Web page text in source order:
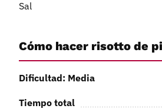
Sal
Cómo hacer risotto de
Dificultad: Media
Tiempo total